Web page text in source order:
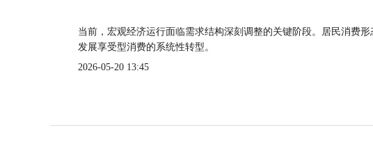
当前，宏观经济运行面临需求结构深刻调整的关键阶段。居民消费
发展享受型消费的系统性转型。
2026-05-20 13:45